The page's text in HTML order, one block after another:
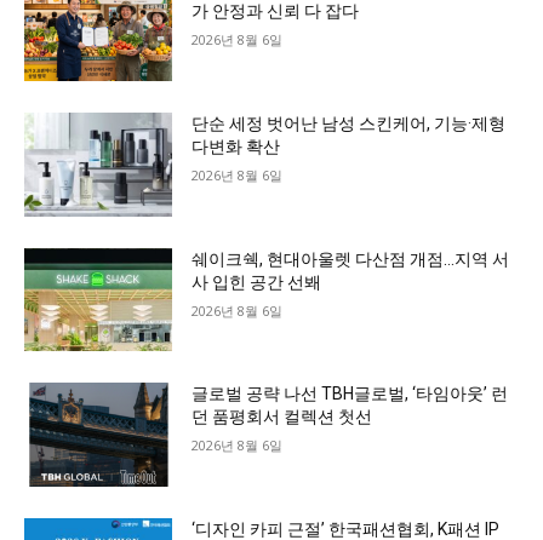
가 안정과 신뢰 다 잡다
2026년 8월 6일
단순 세정 벗어난 남성 스킨케어, 기능·제형
다변화 확산
2026년 8월 6일
쉐이크쉑, 현대아울렛 다산점 개점…지역 서
사 입힌 공간 선봬
2026년 8월 6일
글로벌 공략 나선 TBH글로벌, ‘타임아웃’ 런
던 품평회서 컬렉션 첫선
2026년 8월 6일
‘디자인 카피 근절’ 한국패션협회, K패션 IP